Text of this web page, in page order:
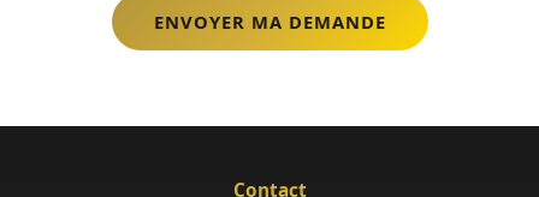
Contact